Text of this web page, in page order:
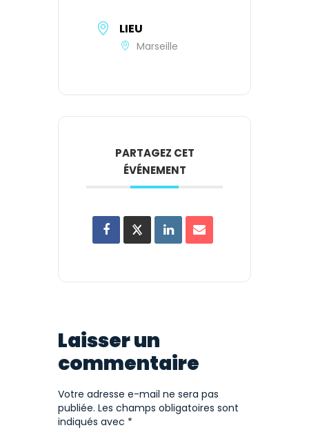
LIEU
Marseille
PARTAGEZ CET
ÉVÉNEMENT
Laisser un
commentaire
Votre adresse e-mail ne sera pas
publiée. Les champs obligatoires sont
indiqués avec *